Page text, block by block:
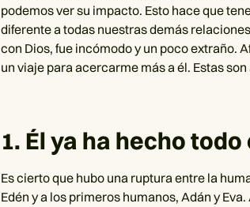
podemos ver su impacto. Esto hace que
diferente a todas nuestras demás
con Dios, fue incómodo y un poco extraño.
un viaje para acercarme más a él. Estas
1. Él ya ha hecho
Es cierto que hubo una ruptura entre la
Edén y a los primeros humanos, Adán y